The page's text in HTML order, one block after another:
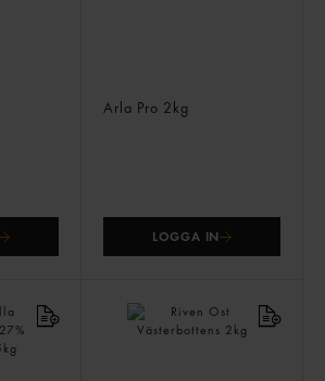
Arla Pro 2kg
LOGGA IN